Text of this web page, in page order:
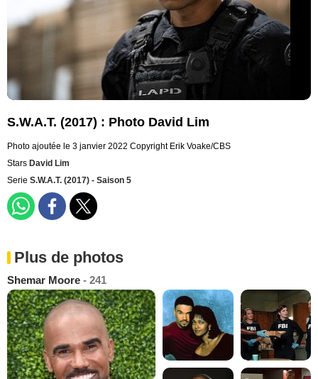
S.W.A.T. (2017) : Photo David Lim
Photo ajoutée le 3 janvier 2022 Copyright Erik Voake/CBS
Stars David Lim
Serie S.W.A.T. (2017) - Saison 5
Plus de photos
Shemar Moore - 241